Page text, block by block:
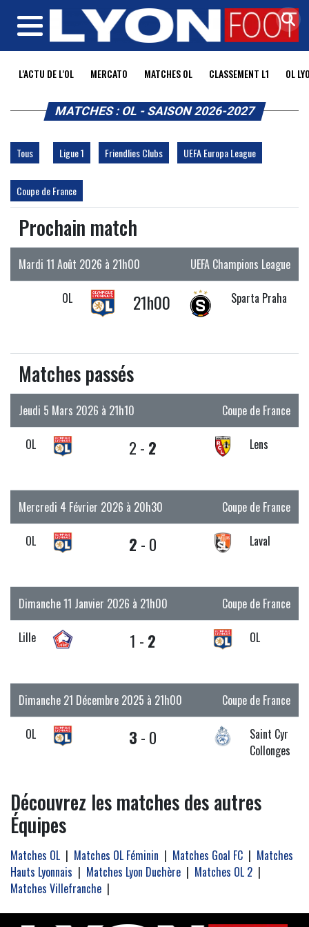
MENU
L'ACTU DE L'OL MERCATO MATCHES OL CLASSEMENT L1 OL
MATCHES : OL - SAISON 2026-2027
Tous Ligue 1 Friendlies Clubs UEFA Europa League
Coupe de France
Prochain match
UEFA Champions League
Mardi 11 Août 2026 à 21h00
OL 21h00 Sparta Praha
Matches passés
Coupe de France
Jeudi 5 Mars 2026 à 21h10
OL 2 - 2 Lens
Coupe de France
Mercredi 4 Février 2026 à 20h30
OL 2 - 0 Laval
Coupe de France
Dimanche 11 Janvier 2026 à 21h00
Lille 1 - 2 OL
Coupe de France
Dimanche 21 Décembre 2025 à 21h00
OL 3 - 0
Saint Cyr
Collonges
Découvrez les matches des autres
Équipes
Matches OL | Matches OL Féminin | Matches Goal FC | Matches
Hauts Lyonnais | Matches Lyon Duchère | Matches OL 2 |
Matches Villefranche |